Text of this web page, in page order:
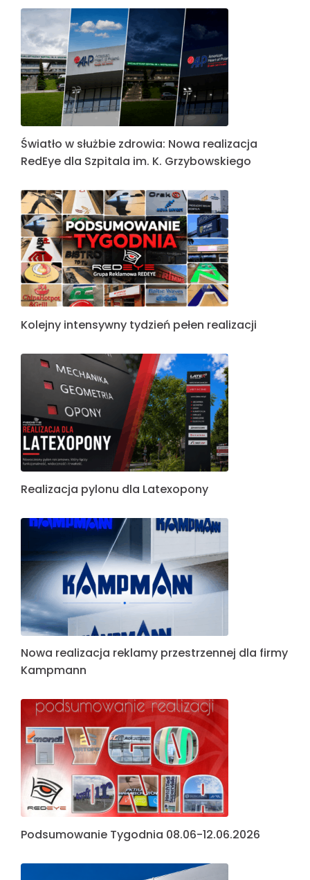
Światło w służbie zdrowia: Nowa realizacja
RedEye dla Szpitala im. K. Grzybowskiego
Kolejny intensywny tydzień pełen realizacji
Realizacja pylonu dla Latexopony
Nowa realizacja reklamy przestrzennej dla firmy
Kampmann
Podsumowanie Tygodnia 08.06-12.06.2026